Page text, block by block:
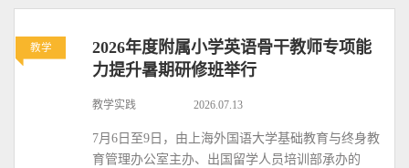
教学
2026年度附属小学英语骨干教师专项能
力提升暑期研修班举行
教学实践 2026.07.13
7月6日至9日，由上海外国语大学基础教育与终身教
育管理办公室主办、出国留学人员培训部承办的